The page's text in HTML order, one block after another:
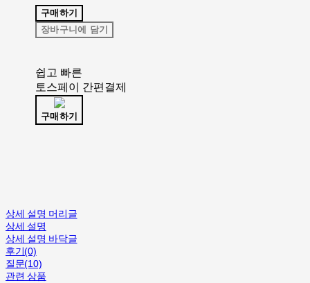
구매하기
장바구니에 담기
쉽고 빠른
토스페이 간편결제
구매하기
상세 설명 머리글
상세 설명
상세 설명 바닥글
후기(0)
질문(10)
관련 상품